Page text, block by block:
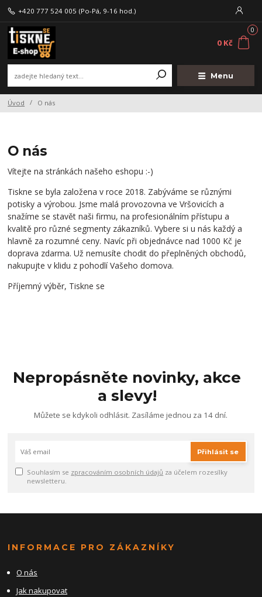
Menu
+420 777 524 005 (Po-Pá, 9-16 hod.)
0
0 Kč
Úvod O nás
O nás
Vítejte na stránkách našeho eshopu :-)
Tiskne se byla založena v roce 2018. Zabýváme se různými
potisky a výrobou. Jsme malá provozovna ve Vršovicích a
snažíme se stavět naši firmu, na profesionálním přístupu a
kvalitě pro různé segmenty zákazníků. Vybere si u nás každý a
hlavně za rozumné ceny. Navíc při objednávce nad 1000 Kč je
doprava zdarma. Už nemusíte chodit do přeplněných obchodů,
nakupujte v klidu z pohodlí Vašeho domova.
Příjemný výběr, Tiskne se
Nepropásněte novinky, akce
a slevy!
Můžete se kdykoli odhlásit. Zasíláme jednou za 14 dní.
Přihlásit se
Souhlasím se zpracováním osobních údajů za účelem rozesílky
newsletteru.
INFORMACE PRO ZÁKAZNÍKY
O nás
Jak nakupovat